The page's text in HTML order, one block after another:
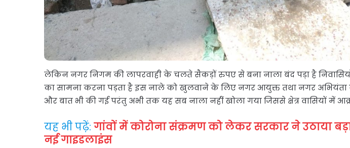
लेकिन नगर निगम की लापरवाही के चलते सैकड़ों रुपए से बना नाला बंद पड़ा है
का सामना करना पड़ता है इस नाले को खुलवाने के लिए नगर आयुक्त तथा नगर अभियंता
और बात भी की गई परंतु अभी तक यह सब नाला नहीं खोला गया जिससे क्षेत्र वासियों में
यह भी पढ़ें: गांवों में कोरोना संक्रमण को लेकर सरकार ने उठाया
नई गाइडलाइंस